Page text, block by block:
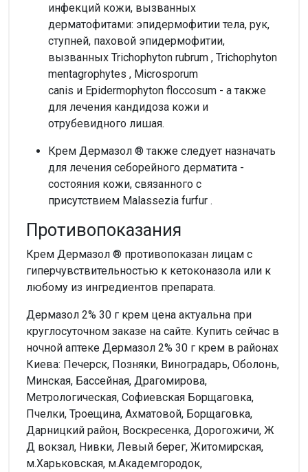
инфекций кожи, вызванных
дерматофитами: эпидермофитии тела, рук,
ступней, паховой эпидермофитии,
вызванных Trichophyton rubrum , Trichophyton
mentagrophytes , Microsporum
canis и Epidermophyton floccosum - а также
для лечения кандидоза кожи и
отрубевидного лишая.
Крем Дермазол ® также следует назначать
для лечения себорейного дерматита -
состояния кожи, связанного с
присутствием Malassezia furfur .
Противопоказания
Крем Дермазол ® противопоказан лицам с
гиперчувствительностью к кетоконазола или к
любому из ингредиентов препарата.
Дермазол 2% 30 г крем цена актуальна при
круглосуточном заказе на сайте. Купить сейчас в
ночной аптеке Дермазол 2% 30 г крем в районах
Киева: Печерск, Позняки, Виноградарь, Оболонь,
Минская, Бассейная, Драгомирова,
Метрологическая, Софиевская Борщаговка,
Пчелки, Троещина, Ахматовой, Борщаговка,
Дарницкий район, Воскресенка, Дорогожичи, Ж
Д вокзал, Нивки, Левый берег, Житомирская,
м.Харьковская, м.Академгородок,